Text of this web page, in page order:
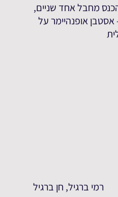
מחבל אחד שניים,
אופנהיימר על
רמי ברגיל, חן ברגיל